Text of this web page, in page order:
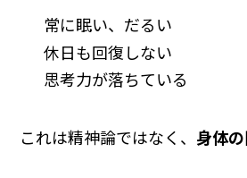
常に眠い、だるい
休日も回復しない
思考力が落ちている
これは精神論ではなく、 身体